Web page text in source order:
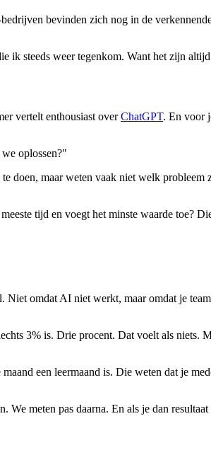
bevinden zich nog in de
steeds weer tegenkom. Want het zijn
vertelt enthousiast overChatGPT. En voor
oplossen?"
doen, maar weten vaak niet welk
tijd en voegt het minste waarde toe?
omdat AI niet werkt, maar omdat je
3% is. Drie procent. Dat voelt als niets.
een leermaand is. Die weten dat je
We meten pas daarna. En als je dan